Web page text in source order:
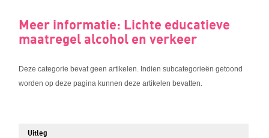
Meer informatie: Lichte educatieve
maatregel alcohol en verkeer
Deze categorie bevat geen artikelen. Indien subcategorieën getoond
worden op deze pagina kunnen deze artikelen bevatten.
Uitleg